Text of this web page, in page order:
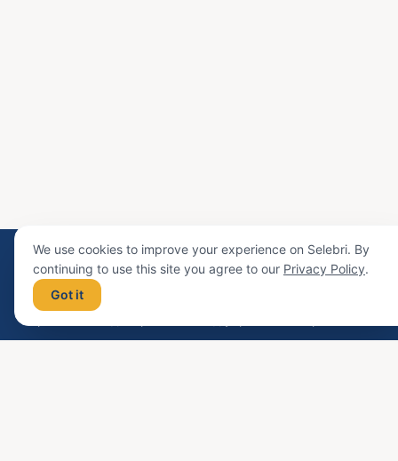
Selebri
We use cookies to improve your experience on Selebri. By
continuing to use this site you agree to our Privacy Policy.
Got it